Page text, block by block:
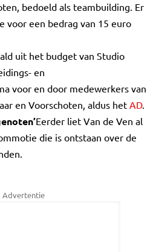
bedoeld als teambuilding. Er
voor een bedrag van 15 euro
uit het budget van Studio
en
voor en door medewerkers van
en Voorschoten, aldus het AD.
Eerder liet Van de Ven al
die is ontstaan over de
Advertentie